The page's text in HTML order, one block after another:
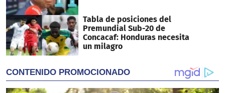
Tabla de posiciones del
Premundial Sub-20 de
Concacaf: Honduras necesita
un milagro